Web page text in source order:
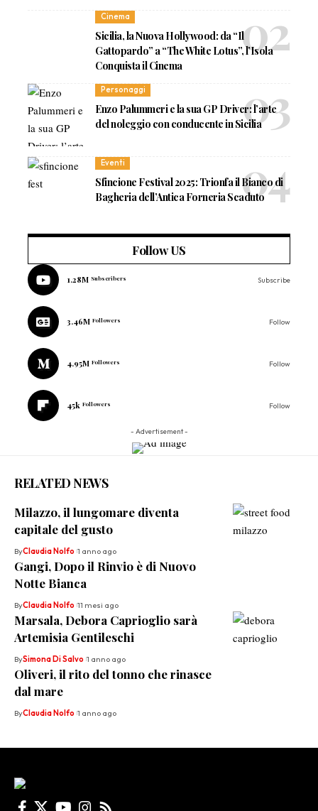
Cinema
Sicilia, la Nuova Hollywood: da “Il
Gattopardo” a “The White Lotus”, l’Isola
Conquista il Cinema
Personaggi
Enzo Palummeri e la sua GP Driver: l’arte
del noleggio con conducente in Sicilia
Eventi
Sfincione Festival 2025: Trionfa il Bianco di
Bagheria dell’Antica Forneria Scaduto
Follow US
1.28M Subscribers Subscribe
3.46M Followers Follow
4.95M Followers Follow
45k Followers Follow
- Advertisement -
RELATED NEWS
Milazzo, il lungomare diventa
capitale del gusto
ByClaudia Nolfo 1 anno ago
Gangi, Dopo il Rinvio è di Nuovo
Notte Bianca
ByClaudia Nolfo 11 mesi ago
Marsala, Debora Caprioglio sarà
Artemisia Gentileschi
BySimona Di Salvo 1 anno ago
Oliveri, il rito del tonno che rinasce
dal mare
ByClaudia Nolfo 1 anno ago